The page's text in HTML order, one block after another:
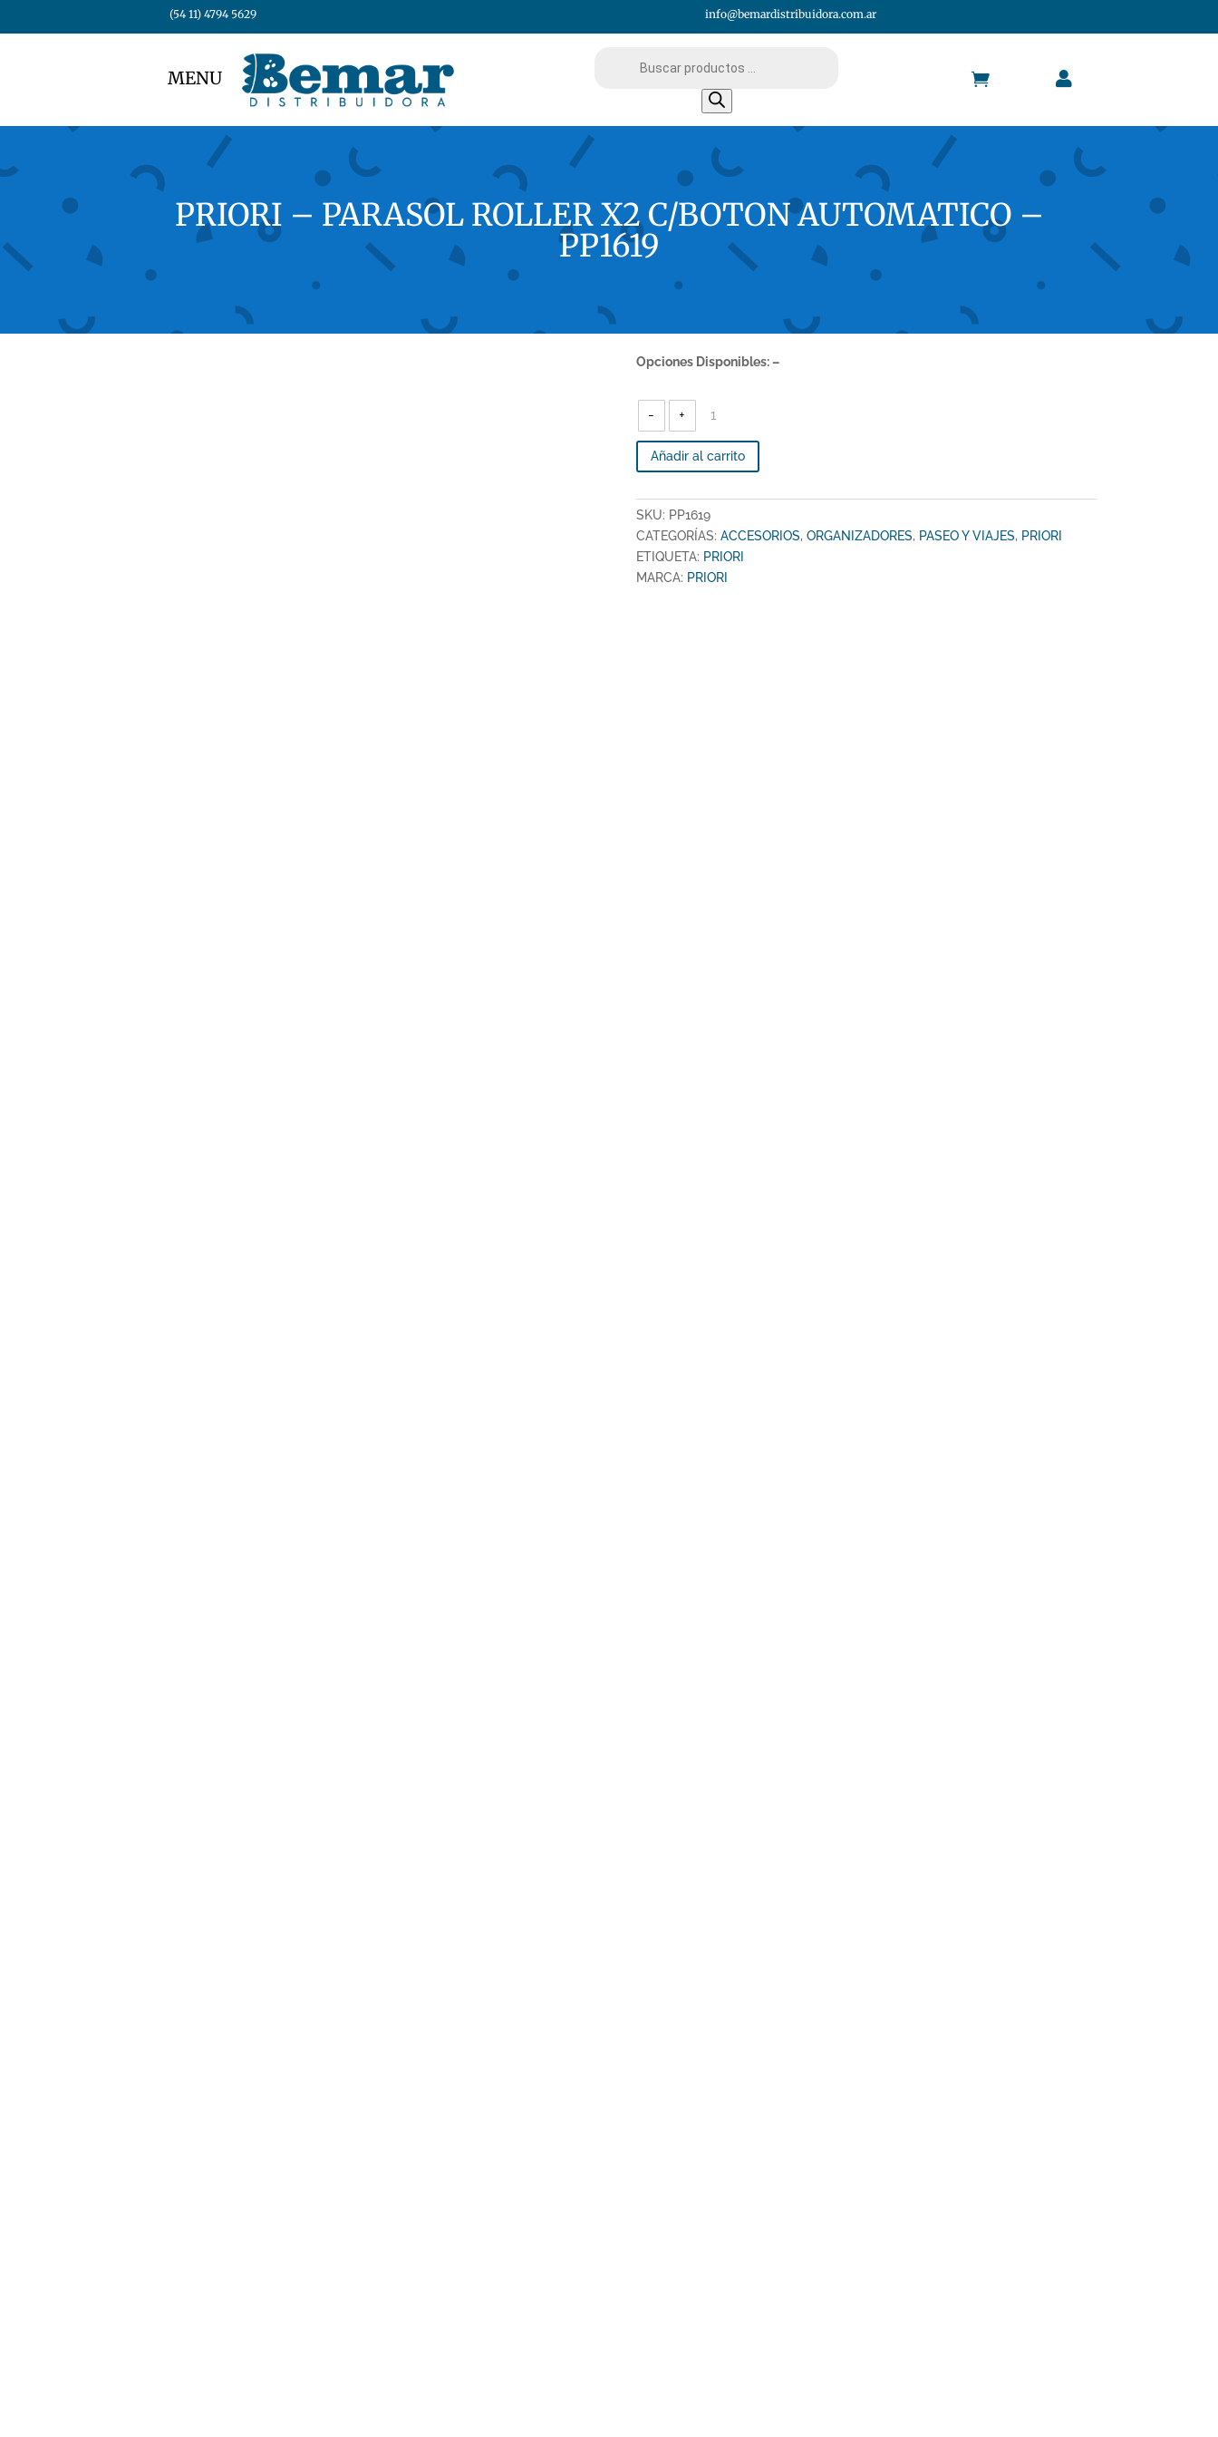
(54 11) 4794 5629 info@bemardistribuidora.com.ar
MENU  
PRIORI – PARASOL ROLLER X2 C/BOTON AUTOMATICO –
PP1619
Opciones Disponibles: –
-
PARASOL
C/BOTON
AUTOMATICO
-
+
Añadir al carrito
SKU: PP1619
CATEGORÍAS: ACCESORIOS, ORGANIZADORES, PASEO Y VIAJES, PRIORI
ETIQUETA: PRIORI
MARCA: PRIORI